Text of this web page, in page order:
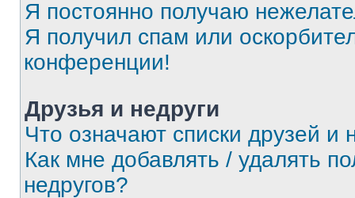
Я постоянно получаю
Я получил спам или
конференции!
Друзья и недруги
Что означают списки друзей и
Как мне добавлять / удалять
недругов?